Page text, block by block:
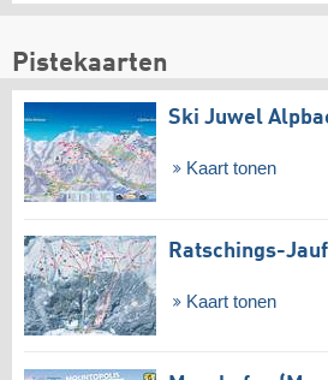
Pistekaarten
Ski Juwel
Kaart tonen
Ratschings-
Kaart tonen